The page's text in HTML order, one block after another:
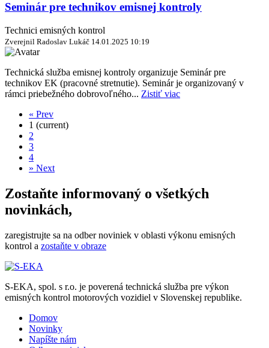
Seminár pre technikov emisnej kontroly
Technici emisných kontrol
Zverejnil Radoslav Lukáč 14.01.2025 10:19
Technická služba emisnej kontroly organizuje Seminár pre
technikov EK (pracovné stretnutie). Seminár je organizovaný v
rámci priebežného dobrovoľného... Zistiť viac
« Prev
1 (current)
2
3
4
» Next
Zostaňte informovaný o všetkých
novinkách,
zaregistrujte sa na odber noviniek v oblasti výkonu emisných
kontrol a zostaňte v obraze
S-EKA, spol. s r.o. je poverená technická služba pre výkon
emisných kontrol motorových vozidiel v Slovenskej republike.
Domov
Novinky
Napíšte nám